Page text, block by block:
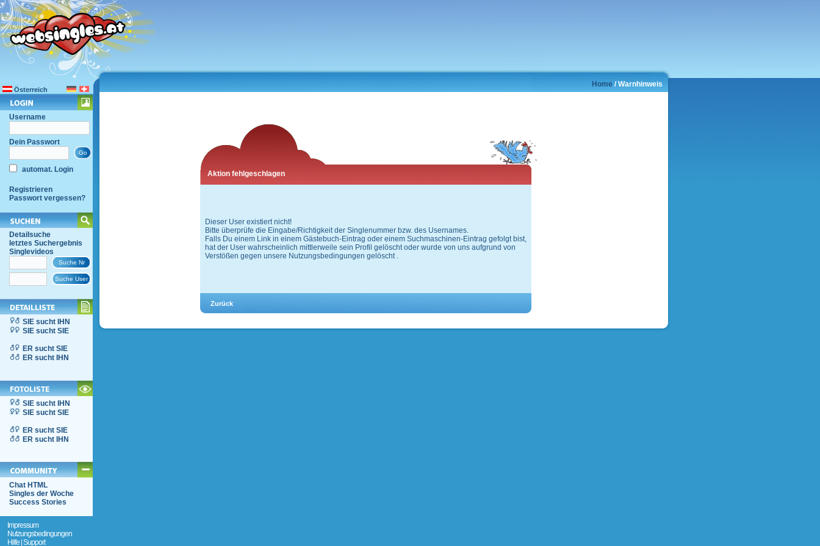
Österreich
Username
Dein Passwort
automat. Login
Registrieren
Passwort vergessen?
Detailsuche
letztes Suchergebnis
Singlevideos
SIE sucht IHN
SIE sucht SIE
ER sucht SIE
ER sucht IHN
SIE sucht IHN
SIE sucht SIE
ER sucht SIE
ER sucht IHN
Chat HTML
Singles der Woche
Success Stories
Impressum
Nutzungsbedingungen
Hilfe | Support
Home / Warnhinweis
Aktion fehlgeschlagen
Dieser User existiert nicht!
Bitte überprüfe die Eingabe/Richtigkeit der Singlenummer bzw. des Usernames.
Falls Du einem Link in einem Gästebuch-Eintrag oder einem Suchmaschinen-Eintrag gefolgt bist,
hat der User wahrscheinlich mittlerweile sein Profil gelöscht oder wurde von uns aufgrund von
Verstößen gegen unsere Nutzungsbedingungen gelöscht .